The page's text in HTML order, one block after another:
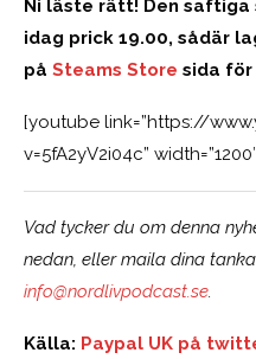
Ni läste rätt! Den saftiga
idag prick 19.00, sådär
på Steams Store sida för
[youtube link=”https://
v=5fA2yV2i04c”
Vad tycker du om denna
nedan, eller maila dina
info@nordlivpodcast.se.
Källa: Paypal UK på